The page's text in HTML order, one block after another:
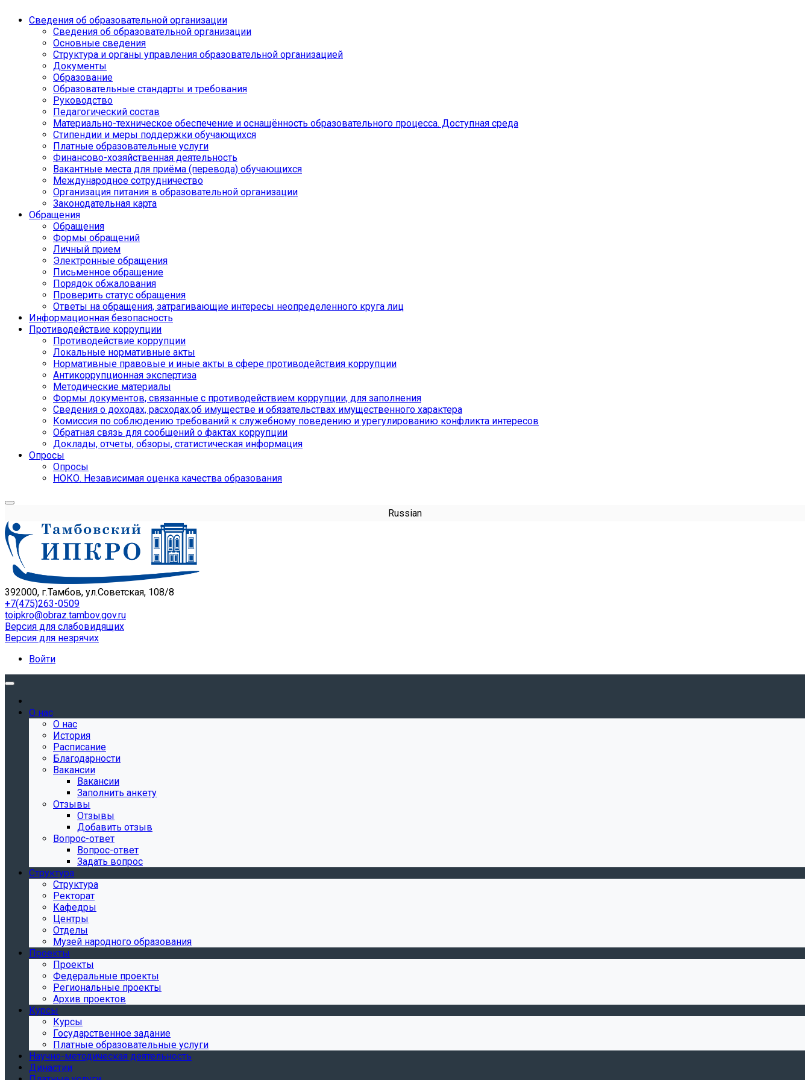
Сведения об образовательной организации
Сведения об образовательной организации
Основные сведения
Структура и органы управления образовательной организацией
Документы
Образование
Образовательные стандарты и требования
Руководство
Педагогический состав
Материально-техническое обеспечение и оснащённость образовательного процесса. Доступная среда
Стипендии и меры поддержки обучающихся
Платные образовательные услуги
Финансово-хозяйственная деятельность
Вакантные места для приёма (перевода) обучающихся
Международное сотрудничество
Организация питания в образовательной организации
Законодательная карта
Обращения
Обращения
Формы обращений
Личный прием
Электронные обращения
Письменное обращение
Порядок обжалования
Проверить статус обращения
Ответы на обращения, затрагивающие интересы неопределенного круга лиц
Информационная безопасность
Противодействие коррупции
Противодействие коррупции
Локальные нормативные акты
Нормативные правовые и иные акты в сфере противодействия коррупции
Антикоррупционная экспертиза
Методические материалы
Формы документов, связанные с противодействием коррупции, для заполнения
Сведения о доходах, расходах,об имуществе и обязательствах имущественного характера
Комиссия по соблюдению требований к служебному поведению и урегулированию конфликта интересов
Обратная связь для сообщений о фактах коррупции
Доклады, отчеты, обзоры, статистическая информация
Опросы
Опросы
НОКО. Независимая оценка качества образования
Russian
392000, г.Тамбов, ул.Советская, 108/8
+7(475)263-0509
toipkro@obraz.tambov.gov.ru
Версия для слабовидящих
Версия для незрячих
Войти
О нас
О нас
История
Расписание
Благодарности
Вакансии
Вакансии
Заполнить анкету
Отзывы
Отзывы
Добавить отзыв
Вопрос-ответ
Вопрос-ответ
Задать вопрос
Структура
Структура
Ректорат
Кафедры
Центры
Отделы
Музей народного образования
Проекты
Проекты
Федеральные проекты
Региональные проекты
Архив проектов
Курсы
Курсы
Государственное задание
Платные образовательные услуги
Научно-методическая деятельность
Династии